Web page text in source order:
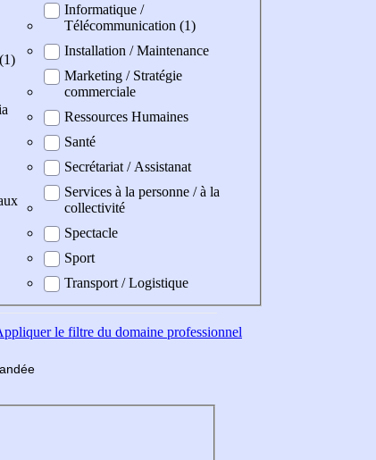
Informatique /
Télécommunication (1)
Installation / Maintenance
Marketing / Stratégie
commerciale
Ressources Humaines
Santé
Secrétariat / Assistanat
Services à la personne / à la
collectivité
Spectacle
Sport
Transport / Logistique
le filtre du domaine professionnel